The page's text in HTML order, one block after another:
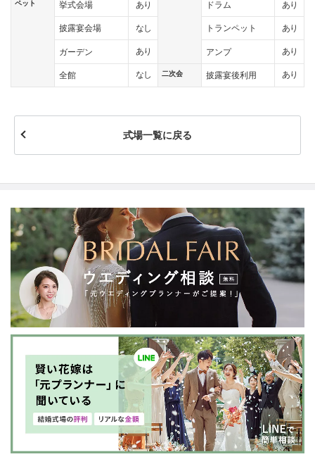
ペット 挙式会場 あり
披露宴会場 なし
ガーデン あり
全館 なし
ドラム あり
トランペット あり
アンプ あり
二次会 披露宴後利用 あり
式場一覧に戻る